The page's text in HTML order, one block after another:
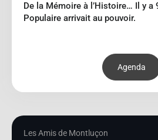
De la Mémoire à l’Histoire… Il y a
Populaire arrivait au pouvoir.
Agenda
Les Amis de Montluçon